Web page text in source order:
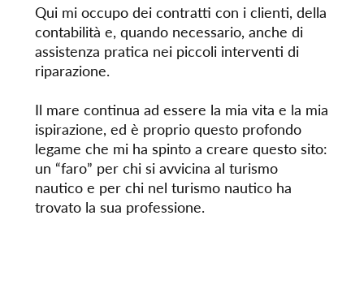
Qui mi occupo dei contratti con i clienti, della
contabilità e, quando necessario, anche di
assistenza pratica nei piccoli interventi di
riparazione.
Il mare continua ad essere la mia vita e la mia
ispirazione, ed è proprio questo profondo
legame che mi ha spinto a creare questo sito:
un “faro” per chi si avvicina al turismo
nautico e per chi nel turismo nautico ha
trovato la sua professione.